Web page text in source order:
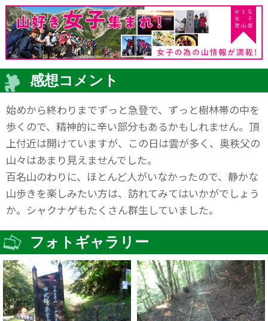
感想コメント
始めから終わりまでずっと急登で、ずっと樹林帯の中を
歩くので、精神的に辛い部分もあるかもしれません。頂
上付近は開けていますが、この日は雲が多く、奥秩父の
山々はあまり見えませんでした。
百名山のわりに、ほとんど人がいなかったので、静かな
山歩きを楽しみたい方は、訪れてみてはいかがでしょう
か。シャクナゲもたくさん群生していました。
フォトギャラリー